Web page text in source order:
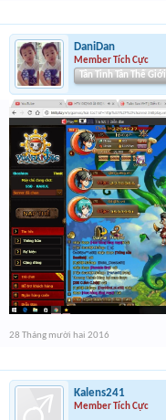
DaniDan
Member Tích Cực
Tân Tinh Tân Thế Giới
28 Tháng mười hai 2016
Kalens241
Member Tích Cực